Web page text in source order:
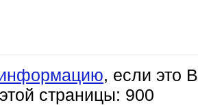
, если это
страницы: 900